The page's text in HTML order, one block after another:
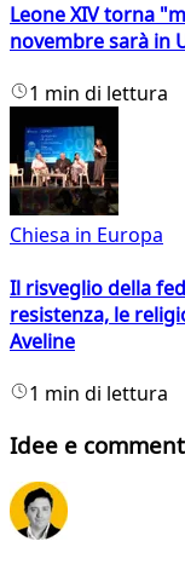
Leone XIV torna
novembre sarà in
1 min di lettura
Chiesa in Europa
Il risveglio della
resistenza, le
Aveline
1 min di lettura
Idee e